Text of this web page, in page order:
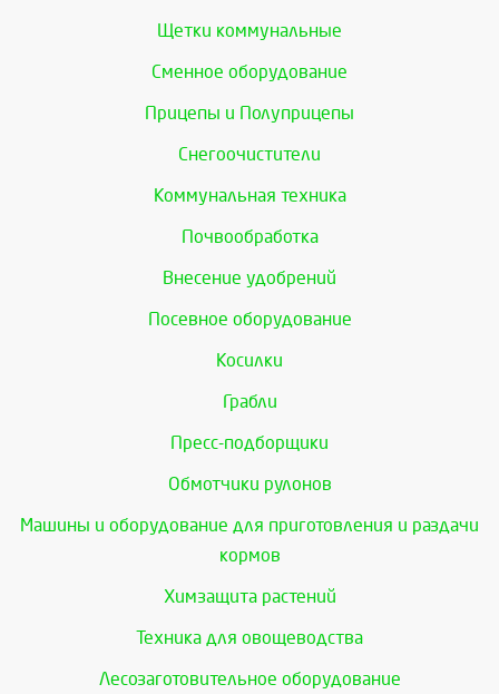
Щетки коммунальные
Сменное оборудование
Прицепы и Полуприцепы
Снегоочистители
Коммунальная техника
Почвообработка
Внесение удобрений
Посевное оборудование
Косилки
Грабли
Пресс-подборщики
Обмотчики рулонов
Машины и оборудование для приготовления и раздачи
кормов
Химзащита растений
Техника для овощеводства
Лесозаготовительное оборудование